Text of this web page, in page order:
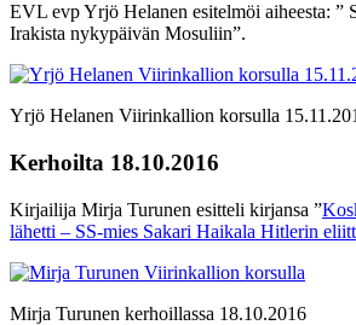
EVL evp Yrjö Helanen esitelmöi aiheesta: ”
Irakista nykypäivän Mosuliin”.
Yrjö Helanen Viirinkallion korsulla
Kerhoilta 18.10.2016
Kirjailija Mirja Turunen esitteli kirjansa ”
lähetti – SS-mies Sakari Haikala Hitlerin
Mirja Turunen kerhoillassa 18.10.2016